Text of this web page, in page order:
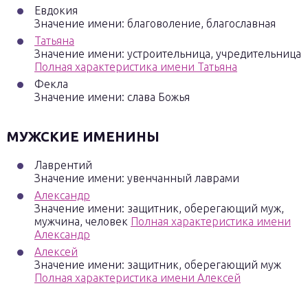
Евдокия
Значение имени: благоволение, благославная
Татьяна
Значение имени: устроительница, учредительница
Полная характеристика имени Татьяна
Фекла
Значение имени: слава Божья
МУЖСКИЕ ИМЕНИНЫ
Лаврентий
Значение имени: увенчанный лаврами
Александр
Значение имени: защитник, оберегающий муж,
мужчина, человек Полная характеристика имени
Александр
Алексей
Значение имени: защитник, оберегающий муж
Полная характеристика имени Алексей